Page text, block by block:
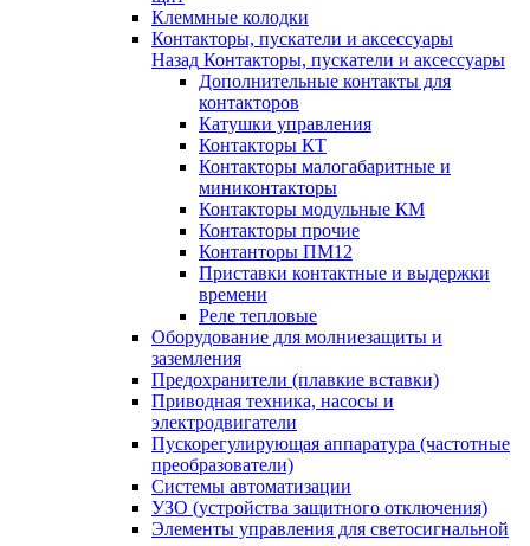
Клеммные колодки
Контакторы, пускатели и аксессуары
Назад Контакторы, пускатели и аксессуары
Дополнительные контакты для
контакторов
Катушки управления
Контакторы КТ
Контакторы малогабаритные и
миниконтакторы
Контакторы модульные КМ
Контакторы прочие
Контанторы ПМ12
Приставки контактные и выдержки
времени
Реле тепловые
Оборудование для молниезащиты и
заземления
Предохранители (плавкие вставки)
Приводная техника, насосы и
электродвигатели
Пускорегулирующая аппаратура (частотные
преобразователи)
Системы автоматизации
УЗО (устройства защитного отключения)
Элементы управления для светосигнальной